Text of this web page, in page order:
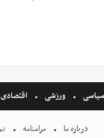
سیاسی ورزشی اقتصادی
درباره ما مرامنامه